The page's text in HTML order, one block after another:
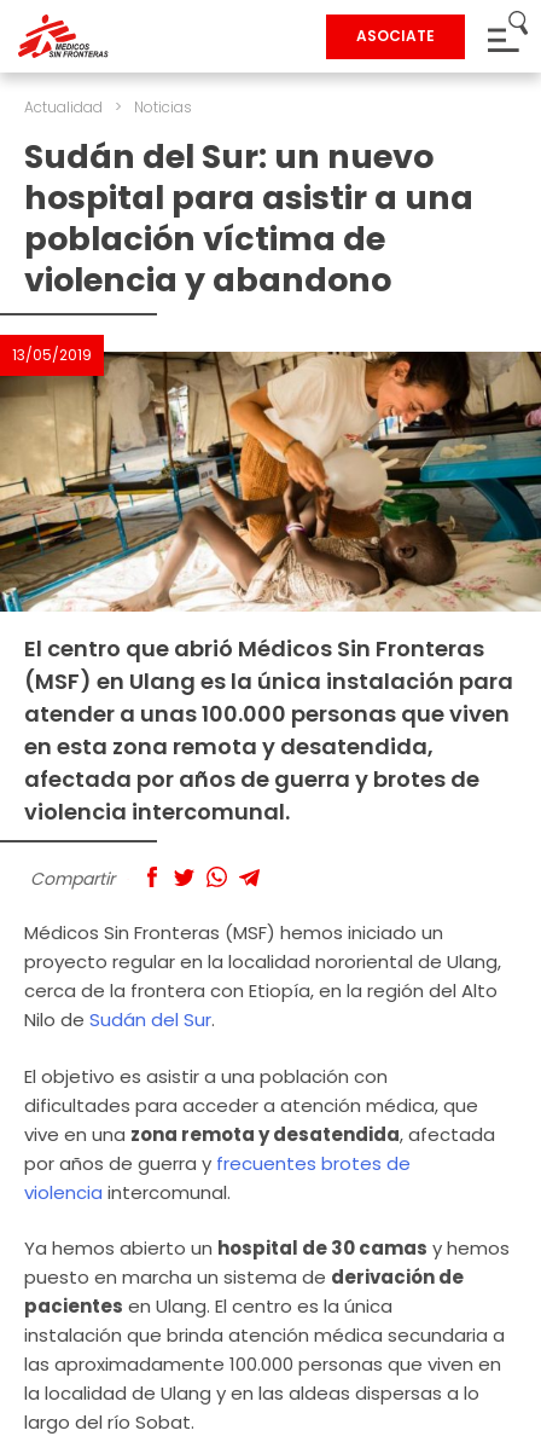
ASOCIATE
Actualidad > Noticias
Sudán del Sur: un nuevo
hospital para asistir a una
población víctima de
violencia y abandono
13/05/2019
El centro que abrió Médicos Sin Fronteras
(MSF) en Ulang es la única instalación para
atender a unas 100.000 personas que viven
en esta zona remota y desatendida,
afectada por años de guerra y brotes de
violencia intercomunal.
Compartir
Médicos Sin Fronteras (MSF) hemos iniciado un
proyecto regular en la localidad nororiental de Ulang,
cerca de la frontera con Etiopía, en la región del Alto
Nilo de Sudán del Sur.
El objetivo es asistir a una población con
dificultades para acceder a atención médica, que
vive en una zona remota y desatendida, afectada
por años de guerra y frecuentes brotes de
violencia intercomunal.
Ya hemos abierto un hospital de 30 camas y hemos
puesto en marcha un sistema de derivación de
pacientes en Ulang. El centro es la única
instalación que brinda atención médica secundaria a
las aproximadamente 100.000 personas que viven en
la localidad de Ulang y en las aldeas dispersas a lo
largo del río Sobat.